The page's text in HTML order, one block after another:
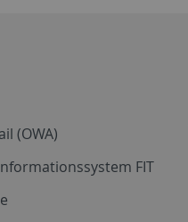
(OWA)
FIT